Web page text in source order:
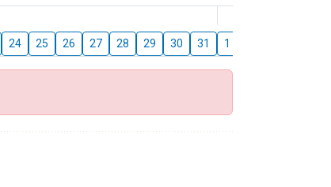
24 25 26 27 28 29 30 31 1